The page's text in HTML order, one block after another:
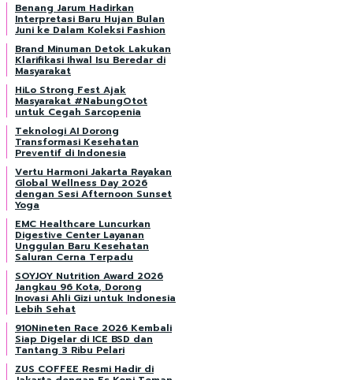
Benang Jarum Hadirkan
Interpretasi Baru Hujan Bulan
Juni ke Dalam Koleksi Fashion
Brand Minuman Detok Lakukan
Klarifikasi Ihwal Isu Beredar di
Masyarakat
HiLo Strong Fest Ajak
Masyarakat #NabungOtot
untuk Cegah Sarcopenia
Teknologi AI Dorong
Transformasi Kesehatan
Preventif di Indonesia
Vertu Harmoni Jakarta Rayakan
Global Wellness Day 2026
dengan Sesi Afternoon Sunset
Yoga
EMC Healthcare Luncurkan
Digestive Center Layanan
Unggulan Baru Kesehatan
Saluran Cerna Terpadu
SOYJOY Nutrition Award 2026
Jangkau 96 Kota, Dorong
Inovasi Ahli Gizi untuk Indonesia
Lebih Sehat
910Nineten Race 2026 Kembali
Siap Digelar di ICE BSD dan
Tantang 3 Ribu Pelari
ZUS COFFEE Resmi Hadir di